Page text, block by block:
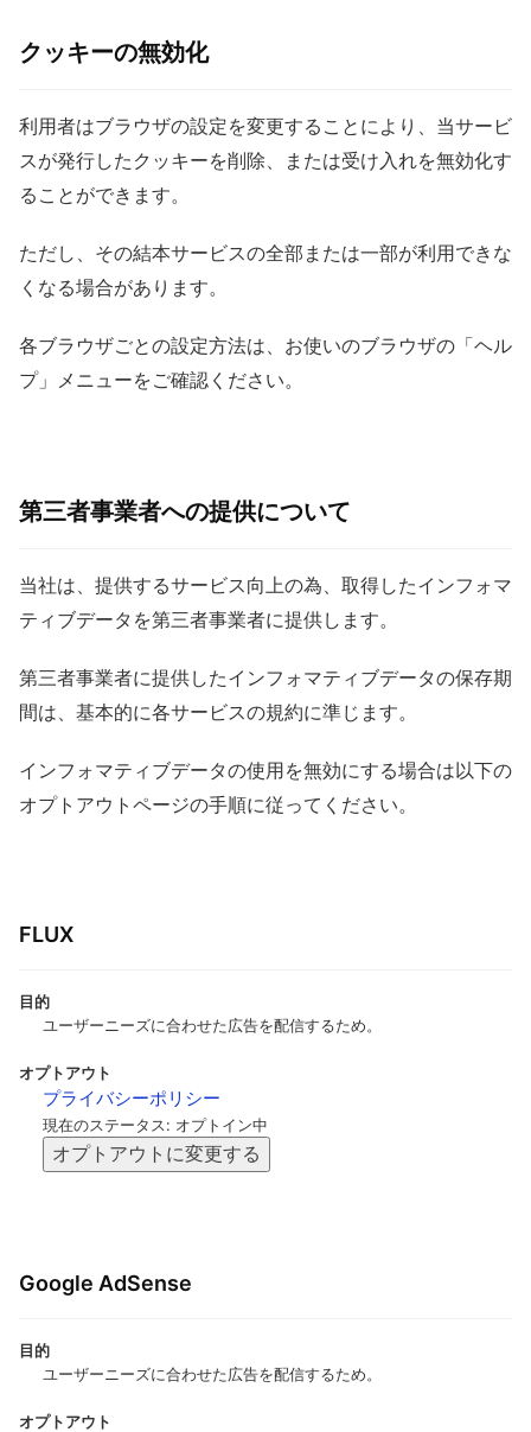
クッキーの無効化
利用者はブラウザの設定を変更することにより、当サービ
スが発行したクッキーを削除、または受け入れを無効化す
ることができます。
ただし、その結本サービスの全部または一部が利用できな
くなる場合があります。
各ブラウザごとの設定方法は、お使いのブラウザの「ヘル
プ」メニューをご確認ください。
第三者事業者への提供について
当社は、提供するサービス向上の為、取得したインフォマ
ティブデータを第三者事業者に提供します。
第三者事業者に提供したインフォマティブデータの保存期
間は、基本的に各サービスの規約に準じます。
インフォマティブデータの使用を無効にする場合は以下の
オプトアウトページの手順に従ってください。
FLUX
目的
ユーザーニーズに合わせた広告を配信するため。
オプトアウト
プライバシーポリシー
現在のステータス: オプトイン中
オプトアウトに変更する
Google AdSense
目的
ユーザーニーズに合わせた広告を配信するため。
オプトアウト